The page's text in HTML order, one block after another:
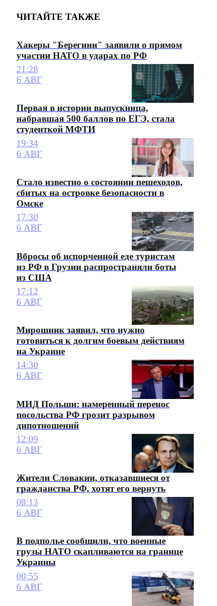
ЧИТАЙТЕ ТАКЖЕ
Хакеры "Берегини" заявили о прямом
участии НАТО в ударах по РФ
21:28
6 АВГ
Первая в истории выпускница,
набравшая 500 баллов по ЕГЭ, стала
студенткой МФТИ
19:34
6 АВГ
Стало известно о состоянии пешеходов,
сбитых на островке безопасности в
Омске
17:30
6 АВГ
Вбросы об испорченной еде туристам
из РФ в Грузии распространяли боты
из США
17:12
6 АВГ
Мирошник заявил, что нужно
готовиться к долгим боевым действиям
на Украине
14:30
6 АВГ
МИД Польши: намеренный перенос
посольства РФ грозит разрывом
дипотношений
12:09
6 АВГ
Жители Словакии, отказавшиеся от
гражданства РФ, хотят его вернуть
08:13
6 АВГ
В подполье сообщили, что военные
грузы НАТО скапливаются на границе
Украины
00:55
6 АВГ